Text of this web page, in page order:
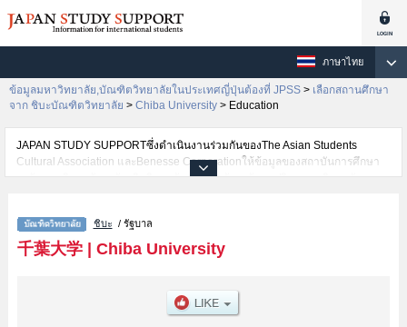
ภาษาไทย
ข้อมูลมหาวิทยาลัย,บัณฑิตวิทยาลัยในประเทศญี่ปุ่นต้องที่ JPSS > เลือกสถานศึกษา
จาก ชิบะบัณฑิตวิทยาลัย > Chiba University > Education
JAPAN STUDY SUPPORTซึ่งดำเนินงานร่วมกันของThe Asian Students
Cultural Association และBenesse Corporationให้ข้อมูลของสถาบันการศึกษา
ระดับมหาวิทยาลัย・บัณฑิตวิทยาลัย・วิทยาลัยระดับอนุปริญญา・วิทยาลัย
เช่นEducationหรือGraduate School of NursingหรือLaw SchoolหรือGraduate
School of Humanities and Studies on Public AffairsหรือGraduate School of
Medical and Pharmaceutical SciencesหรือGraduate school of Science and
HorticultureหรือGraduate Degree Program of Global and Transdisciplinary
StudiesหรือInformatics เป็นต้น,ข้อมูลของแต่ละสาขาวิจัย,ข้อมูลการสอบคัดเลือก
ชิบะ / รัฐบาล
千葉大学| Chiba University